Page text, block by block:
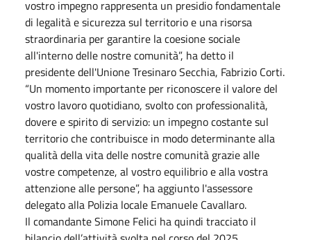
vostro impegno rappresenta un presidio fondamentale
di legalità e sicurezza sul territorio e una risorsa
straordinaria per garantire la coesione sociale
all'interno delle nostre comunità”, ha detto il
presidente dell'Unione Tresinaro Secchia, Fabrizio Corti.
“Un momento importante per riconoscere il valore del
vostro lavoro quotidiano, svolto con professionalità,
dovere e spirito di servizio: un impegno costante sul
territorio che contribuisce in modo determinante alla
qualità della vita delle nostre comunità grazie alle
vostre competenze, al vostro equilibrio e alla vostra
attenzione alle persone”, ha aggiunto l'assessore
delegato alla Polizia locale Emanuele Cavallaro.
Il comandante Simone Felici ha quindi tracciato il